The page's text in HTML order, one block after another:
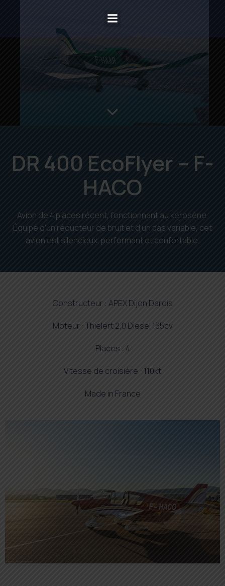
DR 400 EcoFlyer – F-
HACO
Avion de 4 places récent, fonctionnant au kérosène.
Équipé d’un réducteur de bruit et d’un pas variable, cet
avion est silencieux, performant et confortable.
Constructeur : APEX Dijon Darois
Moteur : Thielert 2,0 Diesel 135cv
Places : 4
Vitesse de croisière : 110kt
Made in France